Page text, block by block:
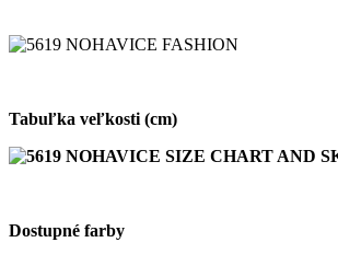
Tabuľka veľkosti (cm)
Dostupné farby